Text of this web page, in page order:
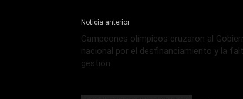
Noticia anterior
Campeones olímpicos cruzaron al
nacional por el desfinanciamiento y la
gestión